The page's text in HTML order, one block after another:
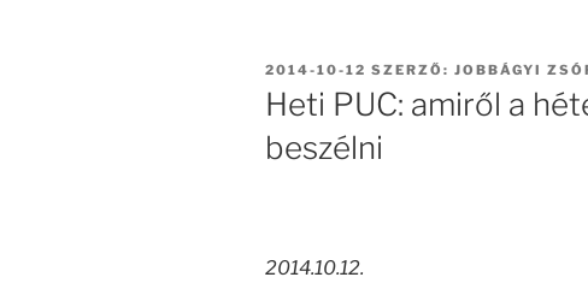
BEKÜLDVE:
2014-10-12 SZERZŐ: JOBBÁGYI
Heti PUC: amiről a
beszélni
2014.10.12.